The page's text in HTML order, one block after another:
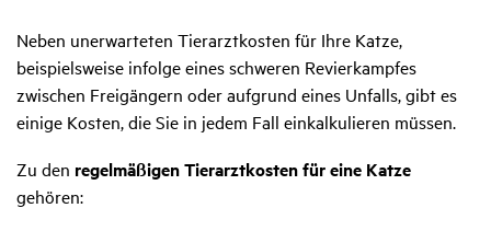
Neben unerwarteten Tierarztkosten für Ihre Katze,
beispielsweise infolge eines schweren Revierkampfes
zwischen Freigängern oder aufgrund eines Unfalls, gibt es
einige Kosten, die Sie in jedem Fall einkalkulieren müssen.
Zu den regelmäßigen Tierarztkosten für eine Katze
gehören: